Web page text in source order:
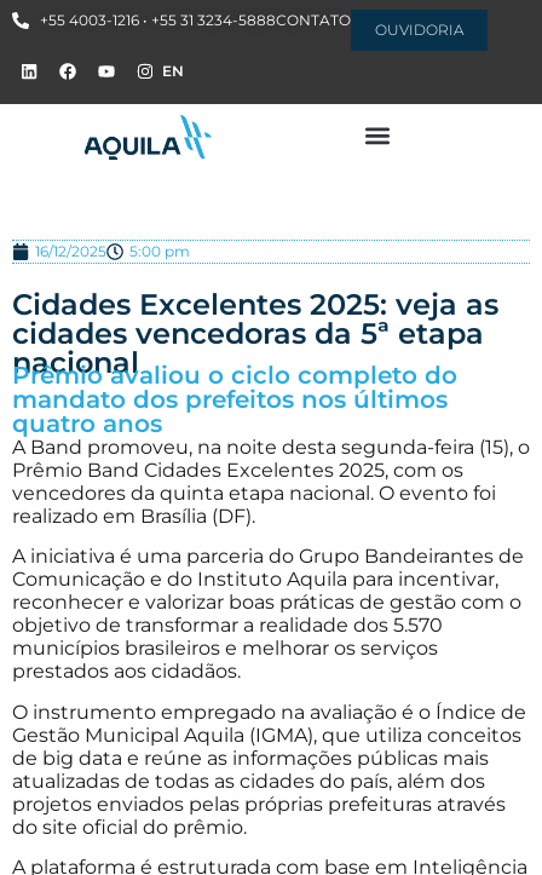
+55 4003-1216 • +55 31 3234-5888CONTATO
OUVIDORIA
EN
16/12/2025 5:00 pm
Cidades Excelentes 2025: veja as
cidades vencedoras da 5ª etapa
nacional
Prêmio avaliou o ciclo completo do
mandato dos prefeitos nos últimos
quatro anos
A Band promoveu, na noite desta segunda-feira (15), o
Prêmio Band Cidades Excelentes 2025, com os
vencedores da quinta etapa nacional. O evento foi
realizado em Brasília (DF).
A iniciativa é uma parceria do Grupo Bandeirantes de
Comunicação e do Instituto Aquila para incentivar,
reconhecer e valorizar boas práticas de gestão com o
objetivo de transformar a realidade dos 5.570
municípios brasileiros e melhorar os serviços
prestados aos cidadãos.
O instrumento empregado na avaliação é o Índice de
Gestão Municipal Aquila (IGMA), que utiliza conceitos
de big data e reúne as informações públicas mais
atualizadas de todas as cidades do país, além dos
projetos enviados pelas próprias prefeituras através
do site oficial do prêmio.
A plataforma é estruturada com base em Inteligência